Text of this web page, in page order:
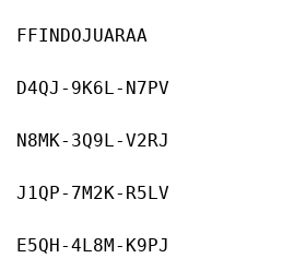
FFINDOJUARAA
D4QJ -9K6L-N7PV
N8MK-3Q9L-V2RJ
J1QP-7M2K-R5LV
E5QH-4L8M-K9PJ